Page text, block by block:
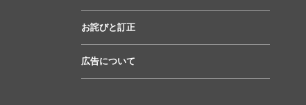
お詫びと訂正
広告について